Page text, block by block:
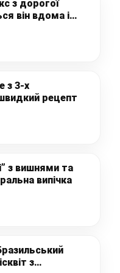
з дорогої
він вдома і
з
з 3-х
рецепт
з вишнями та
випічка
з